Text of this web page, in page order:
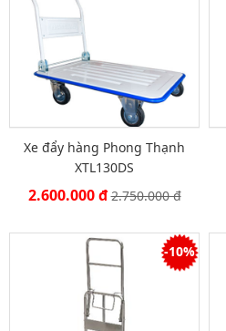
Xe đẩy hàng Phong Thạnh
XTL130DS
2.600.000 đ2.750.000 đ
-10%